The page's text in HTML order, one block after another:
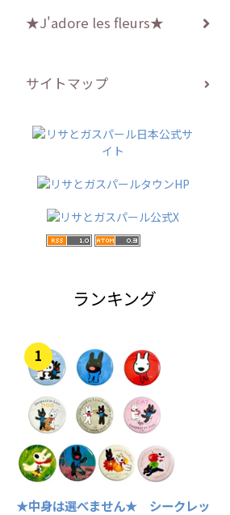
★J'adore les fleurs★
サイトマップ
ランキング
1
★中身は選べません★ シークレッ